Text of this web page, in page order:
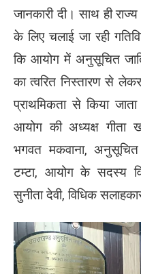
जानकारी दी। साथ ही
के लिए चलाई जा रही
कि आयोग में अनुसूचित
का त्वरित निस्तारण से
प्राथमिकता से किया
आयोग की अध्यक्ष गीता
भगवत मकवाना,
टम्टा, आयोग के सदस्य
सुनीता देवी, विधिक